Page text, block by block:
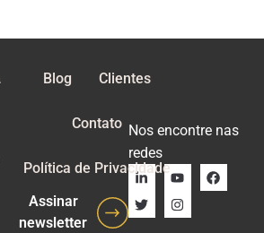
Blog Clientes
Contato
Política de Privacidade
Assinar
newsletter
Nos encontre nas
redes